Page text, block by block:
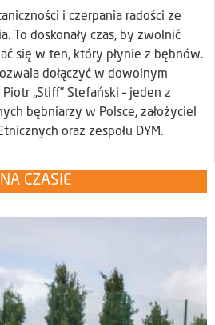
i czerpania radości ze
To doskonały czas, by zwolnić
się w ten, który płynie z bębnów.
dołączyć w dowolnym
„Stiff” Stefański – jeden z
bębniarzy w Polsce, założyciel
oraz zespołu DYM.
NA CZASIE